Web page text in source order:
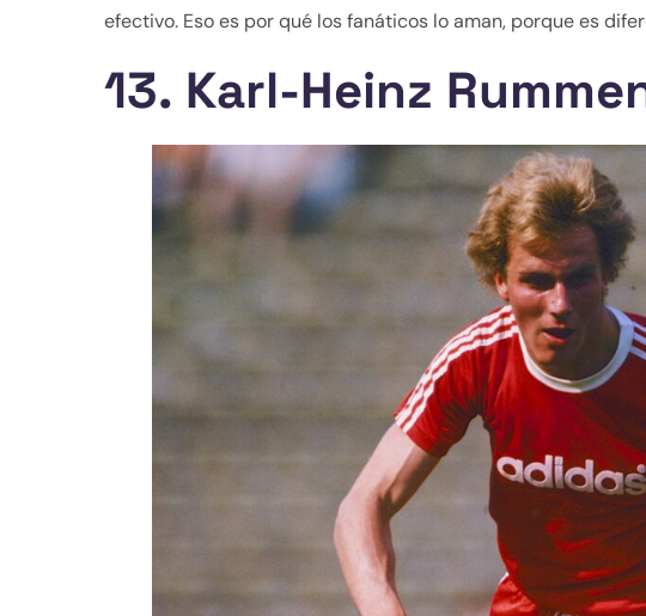
efectivo. Eso es por qué los fanáticos lo aman, porque es
13. Karl-Heinz